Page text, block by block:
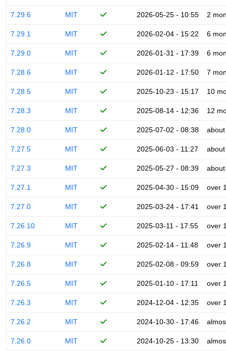
7.29.6 MIT 2026-05-25 - 10:55 2
7.29.1 MIT 2026-02-04 - 15:22 6
7.29.0 MIT 2026-01-31 - 17:39 6
7.28.6 MIT 2026-01-12 - 17:50 7
7.28.5 MIT 2025-10-23 - 15:17 10
7.28.3 MIT 2025-08-14 - 12:36 12
7.28.0 MIT 2025-07-02 - 08:38
7.27.5 MIT 2025-06-03 - 11:27
7.27.3 MIT 2025-05-27 - 08:39
7.27.1 MIT 2025-04-30 - 15:09 over
7.27.0 MIT 2025-03-24 - 17:41 over
7.26.10 MIT 2025-03-11 - 17:55 over
7.26.9 MIT 2025-02-14 - 11:48 over
7.26.8 MIT 2025-02-08 - 09:59 over
7.26.5 MIT 2025-01-10 - 17:11 over
7.26.3 MIT 2024-12-04 - 12:35 over
7.26.2 MIT 2024-10-30 - 17:46
7.26.0 MIT 2024-10-25 - 13:30